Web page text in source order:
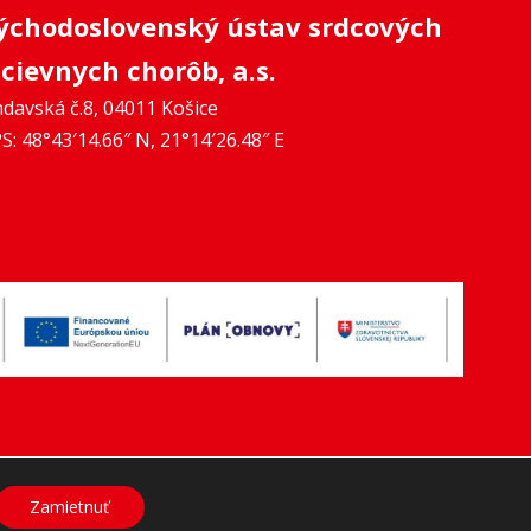
ústav srdcových
chorôb, a.s.
č.8, 04011 Košice
48°43′14.66″ N, 21°14′26.48″ E
Zamietnuť